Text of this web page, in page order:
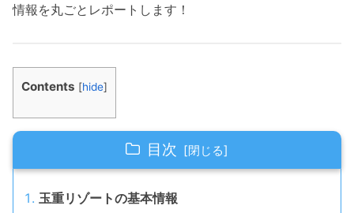
情報を丸ごとレポートします！
Contents [hide]
目次
玉重リゾートの基本情報